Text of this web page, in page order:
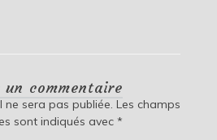
commentaire
sera pas publiée. Les champs
sont indiqués avec *